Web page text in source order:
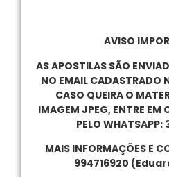
AVISO
AS APOSTILAS SÃO
NO EMAIL CADASTRADO
CASO QUEIRA O
IMAGEM JPEG, ENTRE
PELO
MAIS INFORMAÇÕES E
994716920